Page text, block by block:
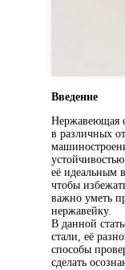
Введение
Нержавеющая
в различных
её идеальным
чтобы
важно уметь
нержавейку.
В данной
стали, её
способы
сделать